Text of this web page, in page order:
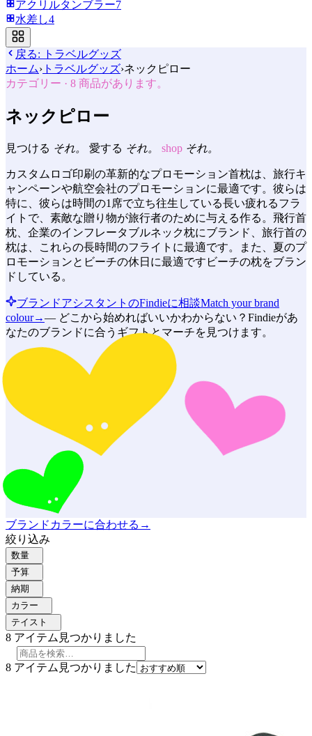
アクリルタンブラー7
水差し4
戻る:
トラベルグッズ
ホーム› トラベルグッズ›ネックピロー
カテゴリー · 8 商品があります。
ネックピロー
見つける それ。 愛する それ。 shop それ。
カスタムロゴ印刷の革新的なプロモーション首枕は、旅行キ
ャンペーンや航空会社のプロモーションに最適です。彼らは
特に、彼らは時間の1席で立ち往生している長い疲れるフラ
イトで、素敵な贈り物が旅行者のために与える作る。飛行首
枕、企業のインフレータブルネック枕にブランド、旅行首の
枕は、これらの長時間のフライトに最適です。また、夏のプ
ロモーションとビーチの休日に最適ですビーチの枕をブラン
ドしている。
ブランドアシスタントのFindieに相談Match your brand
colour→— どこから始めればいいかわからない？Findieがあ
なたのブランドに合うギフトとマーチを見つけます。
ブランドカラーに合わせる →
絞り込み
数量
予算
納期
カラー
テイスト
8 アイテム見つかりました
8 アイテム見つかりました